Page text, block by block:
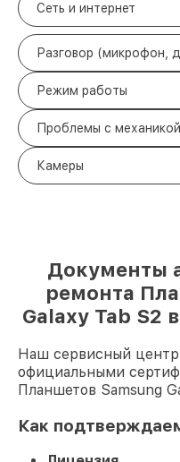
Сеть и интернет
Разговор (микрофон,
Режим работы
Проблемы с механикой
Камеры
Документы
ремонта
Galaxy Tab S2
Наш сервисный центр
официальными
Планшетов Samsung
Как